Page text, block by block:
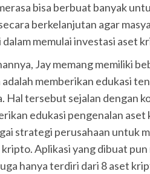
bisa berbuat banyak
berkelanjutan agar
memulai investasi aset
Jay memang memiliki
adalah memberikan edukasi
Hal tersebut sejalan dengan
edukasi pengenalan
strategi perusahaan untuk
Aplikasi yang dibuat
hanya terdiri dari 8 aset